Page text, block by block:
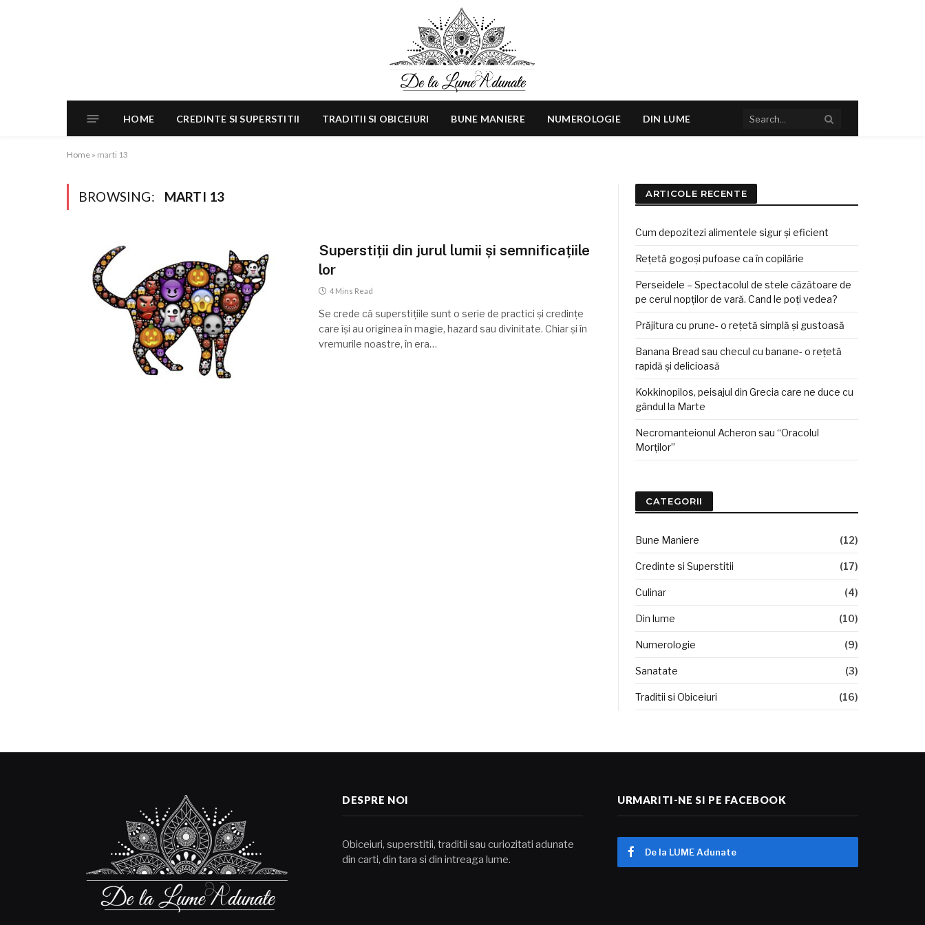
HOME CREDINTE SI SUPERSTITII TRADITII SI OBICEIURI BUNE MANIERE NUMEROLOGIE DIN LUME
Home » marti 13
BROWSING: MARTI 13
Superstiții din jurul lumii și semnificațiile
lor
4 Mins Read
Se crede că superstițiile sunt o serie de practici și credințe
care își au originea în magie, hazard sau divinitate. Chiar și în
vremurile noastre, în era…
ARTICOLE RECENTE
Cum depozitezi alimentele sigur și eficient
Rețetă gogoși pufoase ca în copilărie
Perseidele – Spectacolul de stele căzătoare de
pe cerul nopților de vară. Cand le poți vedea?
Prăjitura cu prune- o rețetă simplă și gustoasă
Banana Bread sau checul cu banane- o rețetă
rapidă și delicioasă
Kokkinopilos, peisajul din Grecia care ne duce cu
gândul la Marte
Necromanteionul Acheron sau “Oracolul
Morților”
CATEGORII
Bune Maniere (12)
Credinte si Superstitii (17)
Culinar (4)
Din lume (10)
Numerologie (9)
Sanatate (3)
Traditii si Obiceiuri (16)
DESPRE NOI
Obiceiuri, superstitii, traditii sau curiozitati adunate
din carti, din tara si din intreaga lume.
URMARITI-NE SI PE FACEBOOK
De la LUME Adunate